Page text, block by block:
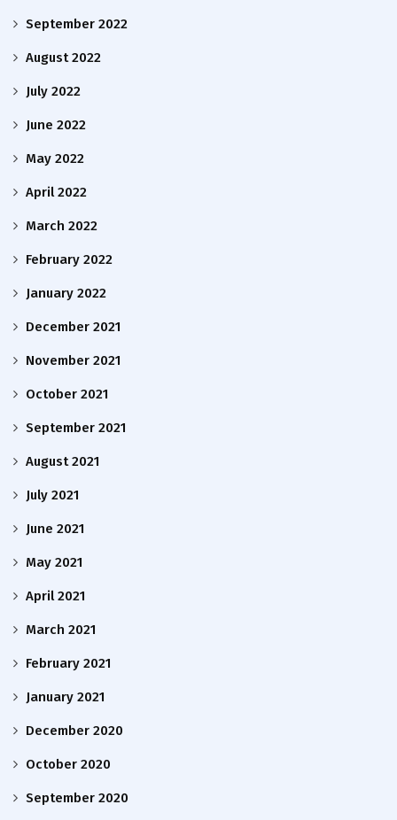
September 2022
August 2022
July 2022
June 2022
May 2022
April 2022
March 2022
February 2022
January 2022
December 2021
November 2021
October 2021
September 2021
August 2021
July 2021
June 2021
May 2021
April 2021
March 2021
February 2021
January 2021
December 2020
October 2020
September 2020